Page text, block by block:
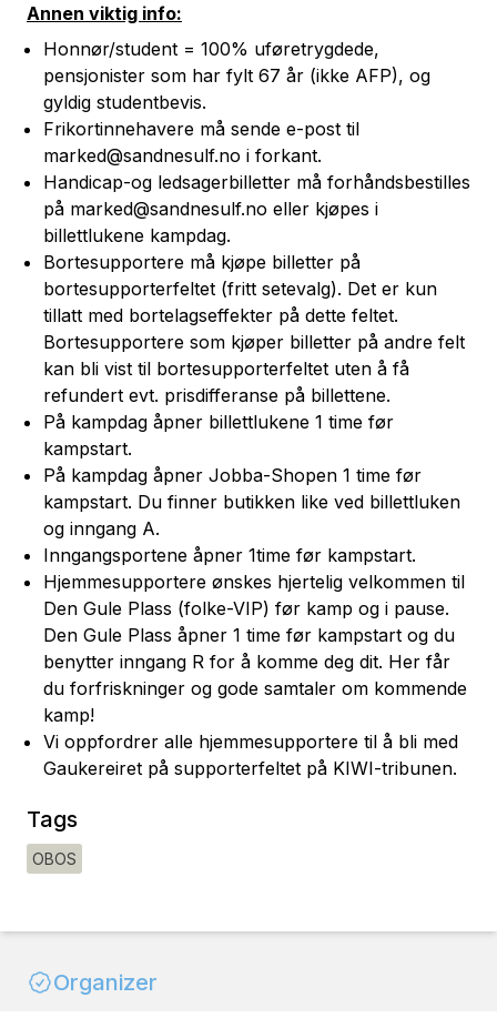
Annen viktig info:
Honnør/student = 100% uføretrygdede,
pensjonister som har fylt 67 år (ikke AFP), og
gyldig studentbevis.
Frikortinnehavere må sende e-post til
marked@sandnesulf.no i forkant.
Handicap-og ledsagerbilletter må forhåndsbestilles
på marked@sandnesulf.no eller kjøpes i
billettlukene kampdag.
Bortesupportere må kjøpe billetter på
bortesupporterfeltet (fritt setevalg). Det er kun
tillatt med bortelagseffekter på dette feltet.
Bortesupportere som kjøper billetter på andre felt
kan bli vist til bortesupporterfeltet uten å få
refundert evt. prisdifferanse på billettene.
På kampdag åpner billettlukene 1 time før
kampstart.
På kampdag åpner Jobba-Shopen 1 time før
kampstart. Du finner butikken like ved billettluken
og inngang A.
Inngangsportene åpner 1time før kampstart.
Hjemmesupportere ønskes hjertelig velkommen til
Den Gule Plass (folke-VIP) før kamp og i pause.
Den Gule Plass åpner 1 time før kampstart og du
benytter inngang R for å komme deg dit. Her får
du forfriskninger og gode samtaler om kommende
kamp!
Vi oppfordrer alle hjemmesupportere til å bli med
Gaukereiret på supporterfeltet på KIWI-tribunen.
Tags
OBOS
Organizer